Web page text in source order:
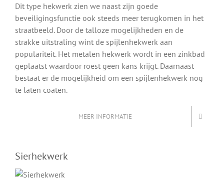
Dit type hekwerk zien we naast zijn goede
beveiligingsfunctie ook steeds meer terugkomen in het
straatbeeld. Door de talloze mogelijkheden en de
strakke uitstraling wint de spijlenhekwerk aan
populariteit. Het metalen hekwerk wordt in een zinkbad
geplaatst waardoor roest geen kans krijgt. Daarnaast
bestaat er de mogelijkheid om een spijlenhekwerk nog
te laten coaten.
MEER INFORMATIE
Sierhekwerk